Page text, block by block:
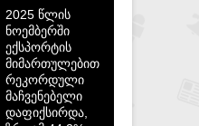
2025 წლის
ნოემბერში
ექსპორტის
მიმართულებით
რეკორდული
მაჩვენებელი
დაფიქსირდა,